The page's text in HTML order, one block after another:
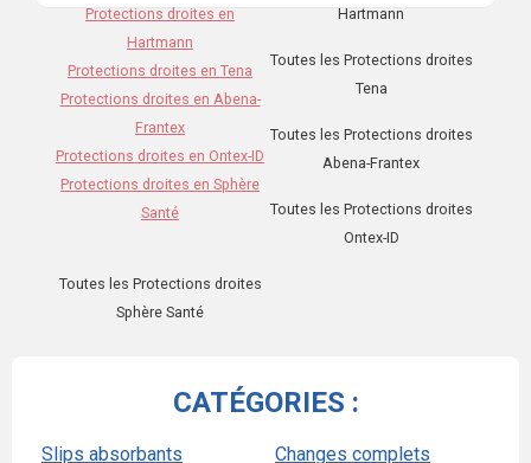
Protections droites en
Hartmann
Protections droites en Tena
Protections droites en Abena-
Frantex
Protections droites en Ontex-ID
Protections droites en Sphère
Santé
Hartmann
Toutes les Protections droites
Tena
Toutes les Protections droites
Abena-Frantex
Toutes les Protections droites
Ontex-ID
Toutes les Protections droites
Sphère Santé
CATÉGORIES :
Slips absorbants
Changes complets